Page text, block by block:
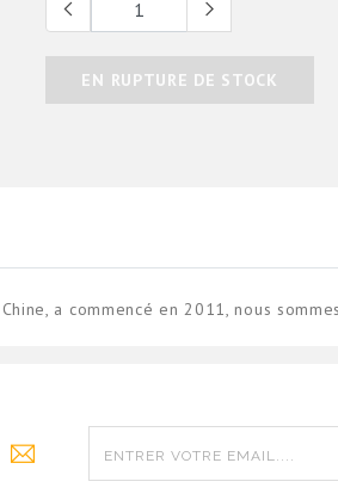
EN RUPTURE DE STOCK
a commencé en 2011, nous